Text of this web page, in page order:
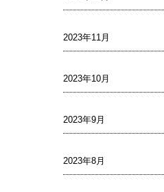
2023年11月
2023年10月
2023年9月
2023年8月